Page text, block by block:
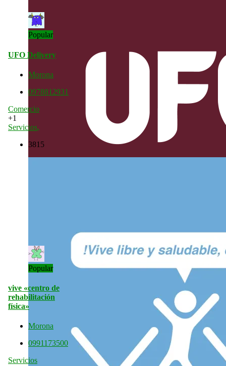
Popular
UFO Delivery
Morona
0978812931
Comercio
+1
Servicios,
3815
Popular
vive «centro de
rehabilitación
física»
Morona
0991173500
Servicios